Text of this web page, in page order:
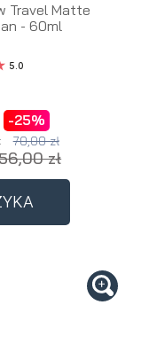
Travel Matte
- 60ml
5.0
-25%
70,00 zł
zł